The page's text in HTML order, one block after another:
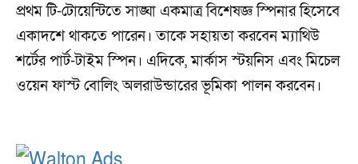
প্রথম টি-টোয়েন্টিতে সাঙ্ঘা একমাত্র বিশেষজ্ঞ স্পিনার হিসেবে
একাদশে থাকতে পারেন। তাকে সহায়তা করবেন ম্যাথিউ
শর্টের পার্ট-টাইম স্পিন। এদিকে, মার্কাস স্টয়নিস এবং মিচেল
ওয়েন ফাস্ট বোলিং অলরাউন্ডারের ভূমিকা পালন করবেন।